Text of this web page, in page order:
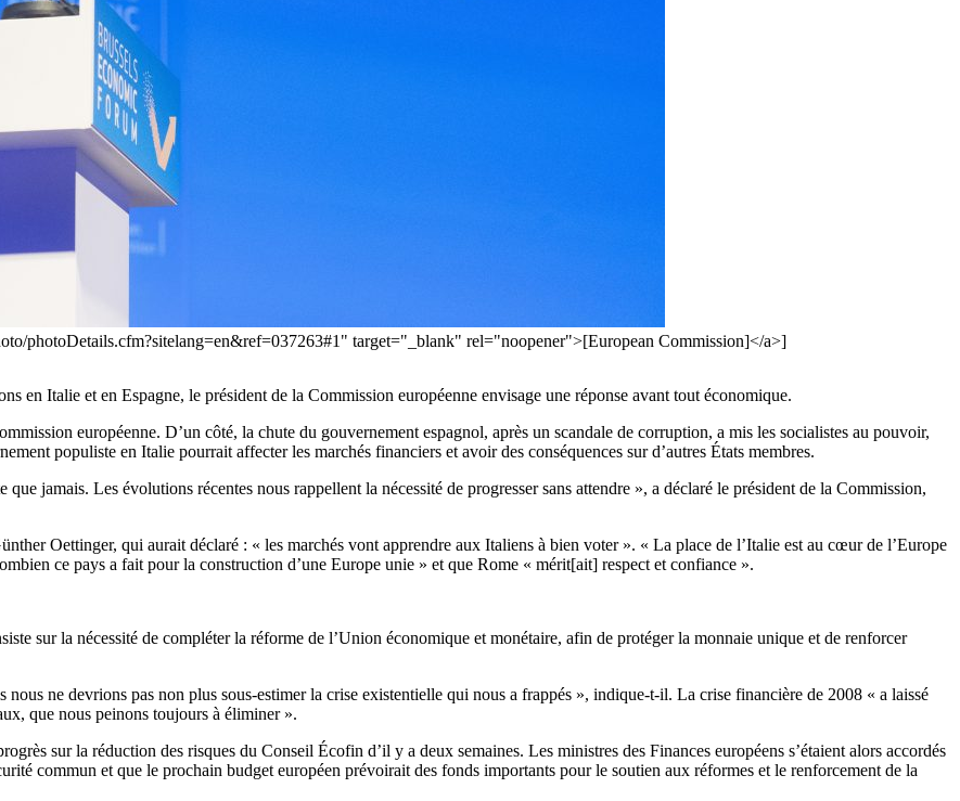
photoDetails.cfm?sitelang=en&ref=037263#1" target="_blank" rel="noopener">[European Commission]</a>]
en Italie et en Espagne, le président de la Commission européenne envisage une réponse avant tout économique.
européenne. D’un côté, la chute du gouvernement espagnol, après un scandale de corruption, a mis les socialistes au pouvoir,
populiste en Italie pourrait affecter les marchés financiers et avoir des conséquences sur d’autres États membres.
jamais. Les évolutions récentes nous rappellent la nécessité de progresser sans attendre », a déclaré le président de la Commission,
Oettinger, qui aurait déclaré : « les marchés vont apprendre aux Italiens à bien voter ». « La place de l’Italie est au cœur de l’Europe
ce pays a fait pour la construction d’une Europe unie » et que Rome « mérit[ait] respect et confiance ».
sur la nécessité de compléter la réforme de l’Union économique et monétaire, afin de protéger la monnaie unique et de renforcer
ne devrions pas non plus sous-estimer la crise existentielle qui nous a frappés », indique-t-il. La crise financière de 2008 « a laissé
que nous peinons toujours à éliminer ».
sur la réduction des risques du Conseil Écofin d’il y a deux semaines. Les ministres des Finances européens s’étaient alors accordés
commun et que le prochain budget européen prévoirait des fonds importants pour le soutien aux réformes et le renforcement de la